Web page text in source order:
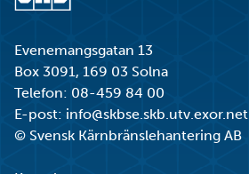
Evenemangsgatan 13
Box 3091, 169 03 Solna
Telefon: 08-459 84 00
E-post: info@skbse.skb.utv.exor.net
© Svensk Kärnbränslehantering AB